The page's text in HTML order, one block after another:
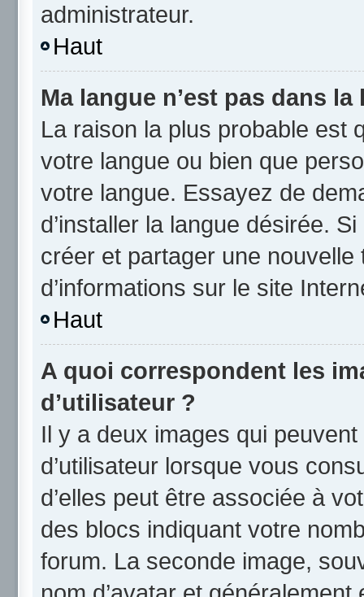
administrateur.
Haut
Ma langue n’est pas dans la
La raison la plus probable est
votre langue ou bien que
votre langue. Essayez de
d’installer la langue désirée.
créer et partager une
d’informations sur le site
Haut
A quoi correspondent les
d’utilisateur ?
Il y a deux images qui
d’utilisateur lorsque vous
d’elles peut être associée à
des blocs indiquant votre
forum. La seconde image,